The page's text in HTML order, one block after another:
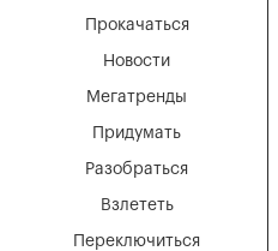
Мегатренды
Придумать
Разобраться
Взлететь
Новости
Переключиться
Прокачаться